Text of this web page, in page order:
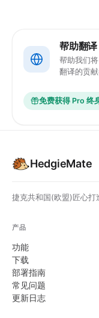
帮助翻
帮助我们
翻译的贡
免费获得 Pro 终
HedgieMate
捷克共和国(欧盟)匠心打
产品
功能
下载
部署指南
常见问题
更新日志